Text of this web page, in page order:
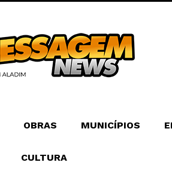
OBRAS MUNICÍPIOS
CULTURA